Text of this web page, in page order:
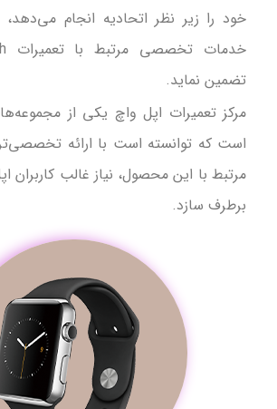
خود را زیر نظر اتحادیه انجام می‌دهد،
تضمین نماید.
مرکز تعمیرات اپل واچ یکی از
است که توانسته است با ارائه
مرتبط با این محصول، نیاز غالب کاربران
برطرف سازد.